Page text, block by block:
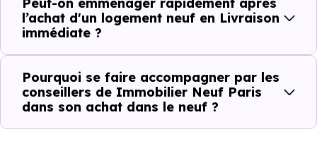
Action Ce que cela change pour vous
Visiter Vous voyez le bien tel qu’il est
Comparer Vous comparez des biens réels
Décider Plus rapide, moins d’incertitudes
l’achat d'un logement neuf en Livraison
immédiate ?
Pourquoi se faire accompagner par les
conseillers de Immobilier Neuf Paris
dans son achat dans le neuf ?